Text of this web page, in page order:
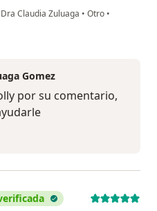
Claudia Zuluaga • Otro •
Gomez
por su comentario,